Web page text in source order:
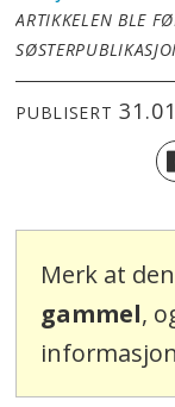
ARTIKKELEN BLE
PUBLISERT
Merk at
gammel,